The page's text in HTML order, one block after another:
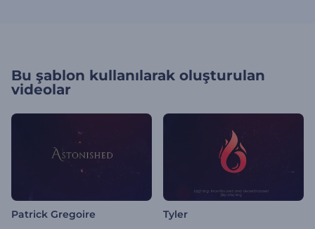
Bu şablon kullanılarak oluşturulan
videolar
Patrick Gregoire Tyler